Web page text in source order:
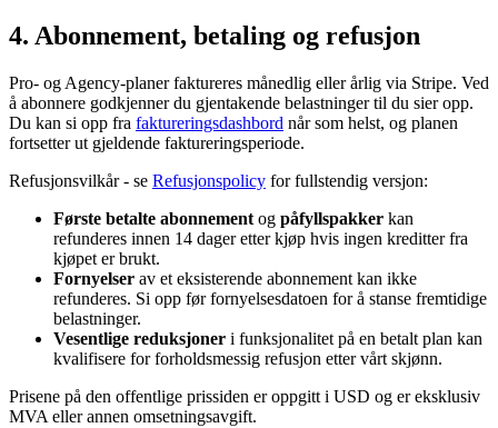
4. Abonnement, betaling og refusjon
Pro- og Agency-planer faktureres månedlig eller årlig via Stripe. Ved
å abonnere godkjenner du gjentakende belastninger til du sier opp.
Du kan si opp fra faktureringsdashbord når som helst, og planen
fortsetter ut gjeldende faktureringsperiode.
Refusjonsvilkår - se Refusjonspolicy for fullstendig versjon:
Første betalte abonnement og påfyllspakker kan
refunderes innen 14 dager etter kjøp hvis ingen kreditter fra
kjøpet er brukt.
Fornyelser av et eksisterende abonnement kan ikke
refunderes. Si opp før fornyelsesdatoen for å stanse fremtidige
belastninger.
Vesentlige reduksjoner i funksjonalitet på en betalt plan kan
kvalifisere for forholdsmessig refusjon etter vårt skjønn.
Prisene på den offentlige prissiden er oppgitt i USD og er eksklusiv
MVA eller annen omsetningsavgift.